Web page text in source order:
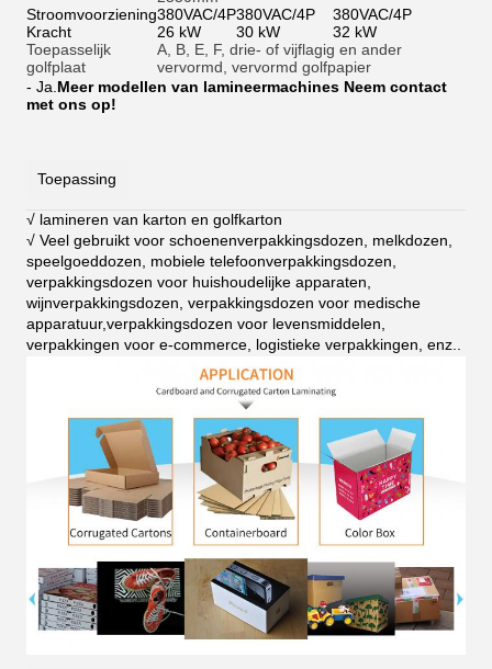
Stroomvoorziening380VAC/4P380VAC/4P
380VAC/4P
Kracht
26 kW 30 kW
32 kW
Toepasselijk
golfplaat
A, B, E, F, drie- of vijflagig en ander
vervormd, vervormd golfpapier
- Ja. Meer modellen van lamineermachines Neem contact
met ons op!
Toepassing
√ lamineren van karton en golfkarton
√ Veel gebruikt voor schoenenverpakkingsdozen, melkdozen,
speelgoeddozen, mobiele telefoonverpakkingsdozen,
verpakkingsdozen voor huishoudelijke apparaten,
wijnverpakkingsdozen, verpakkingsdozen voor medische
apparatuur,verpakkingsdozen voor levensmiddelen,
verpakkingen voor e-commerce, logistieke verpakkingen, enz.